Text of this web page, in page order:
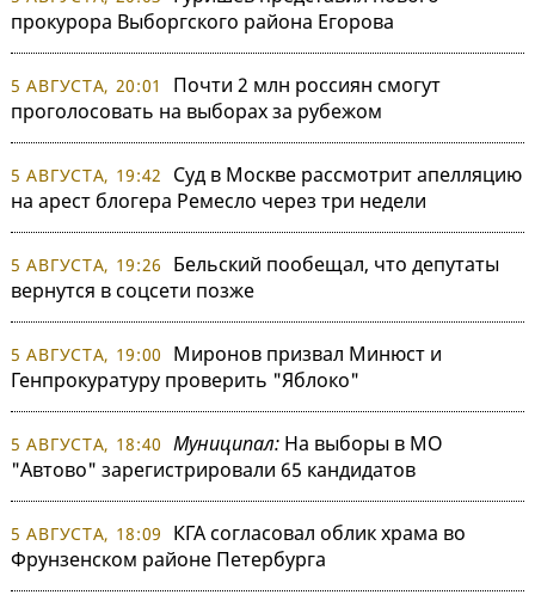
прокурора Выборгского района Егорова
5 АВГУСТА, 20:01
Почти 2 млн россиян смогут
проголосовать на выборах за рубежом
5 АВГУСТА, 19:42
Суд в Москве рассмотрит апелляцию
на арест блогера Ремесло через три недели
5 АВГУСТА, 19:26
Бельский пообещал, что депутаты
вернутся в соцсети позже
5 АВГУСТА, 19:00
Миронов призвал Минюст и
Генпрокуратуру проверить "Яблоко"
5 АВГУСТА, 18:40 Муниципал: На выборы в МО
"Автово" зарегистрировали 65 кандидатов
5 АВГУСТА, 18:09
КГА согласовал облик храма во
Фрунзенском районе Петербурга